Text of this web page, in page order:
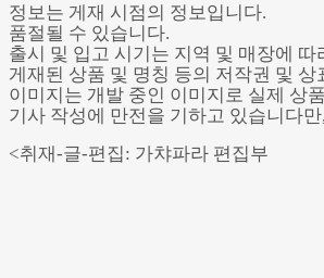
정보는 게재 시점의 정보입니다.
품절될 수 있습니다.
출시 및 입고 시기는 지역 및 매장에
게재된 상품 및 명칭 등의 저작권 및
이미지는 개발 중인 이미지로 실제 상
기사 작성에 만전을 기하고 있습니다
<취재-글-편집: 가챠파라 편집부